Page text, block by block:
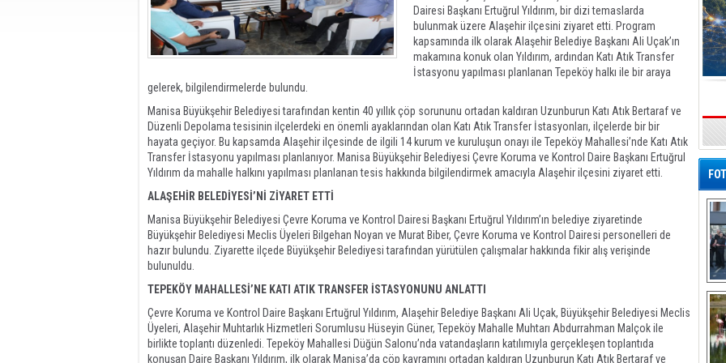
Dairesi Başkanı Ertuğrul Yıldırım, bir dizi temaslarda
bulunmak üzere Alaşehir ilçesini ziyaret etti. Program
kapsamında ilk olarak Alaşehir Belediye Başkanı Ali Uçak’ın
makamına konuk olan Yıldırım, ardından Katı Atık Transfer
İstasyonu yapılması planlanan Tepeköy halkı ile bir araya
gelerek, bilgilendirmelerde bulundu.
Manisa Büyükşehir Belediyesi tarafından kentin 40 yıllık çöp sorununu ortadan kaldıran Uzunburun Katı Atık Bertaraf ve
Düzenli Depolama tesisinin ilçelerdeki en önemli ayaklarından olan Katı Atık Transfer İstasyonları, ilçelerde bir bir
hayata geçiyor. Bu kapsamda Alaşehir ilçesinde de ilgili 14 kurum ve kuruluşun onayı ile Tepeköy Mahallesi’nde Katı Atık
Transfer İstasyonu yapılması planlanıyor. Manisa Büyükşehir Belediyesi Çevre Koruma ve Kontrol Daire Başkanı Ertuğrul
Yıldırım da mahalle halkını yapılması planlanan tesis hakkında bilgilendirmek amacıyla Alaşehir ilçesini ziyaret etti.
ALAŞEHİR BELEDİYESİ’Nİ ZİYARET ETTİ
Manisa Büyükşehir Belediyesi Çevre Koruma ve Kontrol Dairesi Başkanı Ertuğrul Yıldırım’ın belediye ziyaretinde
Büyükşehir Belediyesi Meclis Üyeleri Bilgehan Noyan ve Murat Biber, Çevre Koruma ve Kontrol Dairesi personelleri de
hazır bulundu. Ziyarette ilçede Büyükşehir Belediyesi tarafından yürütülen çalışmalar hakkında fikir alış verişinde
bulunuldu.
TEPEKÖY MAHALLESİ’NE KATI ATIK TRANSFER İSTASYONUNU ANLATTI
Çevre Koruma ve Kontrol Daire Başkanı Ertuğrul Yıldırım, Alaşehir Belediye Başkanı Ali Uçak, Büyükşehir Belediyesi Meclis
Üyeleri, Alaşehir Muhtarlık Hizmetleri Sorumlusu Hüseyin Güner, Tepeköy Mahalle Muhtarı Abdurrahman Malçok ile
birlikte toplantı düzenledi. Tepeköy Mahallesi Düğün Salonu’nda vatandaşların katılımıyla gerçekleşen toplantıda
konuşan Daire Başkanı Yıldırım, ilk olarak Manisa’da çöp kavramını ortadan kaldıran Uzunburun Katı Atık Bertaraf ve